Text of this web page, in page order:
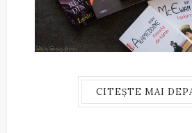
CITEȘTE MAI